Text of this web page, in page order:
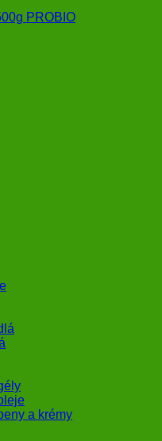
a krémy